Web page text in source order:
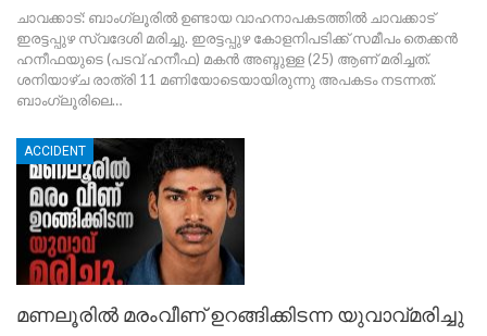
​ചാവക്കാട്: ബാംഗ്ലൂരിൽ ഉണ്ടായ വാഹനാപകടത്തിൽ ചാവക്കാട്
ഇരട്ടപ്പുഴ സ്വദേശി മരിച്ചു. ഇരട്ടപ്പുഴ കോളനിപടിക്ക് സമീപം തെക്കൻ
ഹനീഫയുടെ (പടവ് ഹനീഫ) മകൻ അബ്ദുള്ള (25) ആണ് മരിച്ചത്.
ശനിയാഴ്ച രാത്രി 11 മണിയോടെയായിരുന്നു അപകടം നടന്നത്.
ബാംഗ്ലൂരിലെ…
ACCIDENT
മണലൂരിൽ മരംവീണ് ഉറങ്ങിക്കിടന്ന യുവാവ്മരിച്ചു